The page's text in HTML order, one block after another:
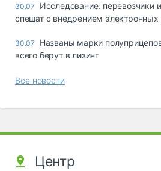
30.07
Исследование: перевозчики
спешат с внедрением
30.07
Названы марки
всего берут в лизинг
Все новости
Центр